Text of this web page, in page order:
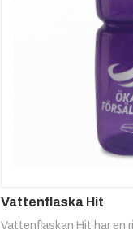
Vattenflaska Hit
Vattenflaskan Hit har en